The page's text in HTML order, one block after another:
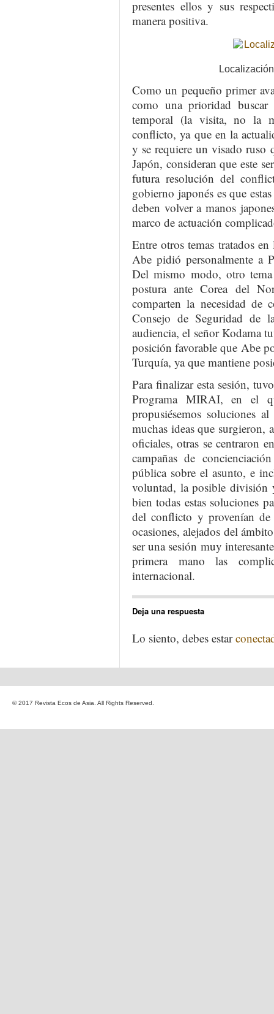
presentes ellos y sus
manera positiva.
Como un pequeño primer
como una prioridad
temporal (la visita, no la
conflicto, ya que en la
y se requiere un visado ruso
Japón, consideran que este
futura resolución del
gobierno japonés es que
deben volver a manos
marco de actuación
Entre otros temas tratados
Abe pidió personalmente a
Del mismo modo, otro
postura ante Corea del
comparten la necesidad de
Consejo de Seguridad de
audiencia, el señor Kodama
posición favorable que Abe
Turquía, ya que mantiene
Para finalizar esta sesión,
Programa MIRAI, en el
propusiésemos soluciones
muchas ideas que surgieron,
oficiales, otras se centraron
campañas de
pública sobre el asunto, e
voluntad, la posible división
bien todas estas soluciones
del conflicto y provenían
ocasiones, alejados del
ser una sesión muy
primera mano las
internacional.
Deja una respuesta
Lo siento, debes estar
© 2017 Revista Ecos de Asia. All Rights Reserved.